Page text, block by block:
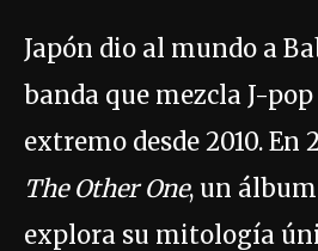
Japón dio al mundo a
banda que mezcla J-
extremo desde 2010. En
The Other One, un
explora su mitología